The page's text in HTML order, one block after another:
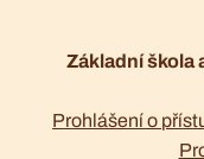
Základní škola
Prohlášení o